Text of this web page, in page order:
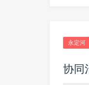
永定河
协同